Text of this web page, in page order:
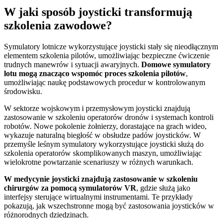
W jaki sposób joysticki transformują
szkolenia zawodowe?
Symulatory lotnicze wykorzystujące joysticki stały się nieodłącznym
elementem szkolenia pilotów, umożliwiając bezpieczne ćwiczenie
trudnych manewrów i sytuacji awaryjnych. Domowe symulatory
lotu mogą znacząco wspomóc proces szkolenia pilotów,
umożliwiając naukę podstawowych procedur w kontrolowanym
środowisku.
W sektorze wojskowym i przemysłowym joysticki znajdują
zastosowanie w szkoleniu operatorów dronów i systemach kontroli
robotów. Nowe pokolenie żołnierzy, dorastające na grach wideo,
wykazuje naturalną biegłość w obsłudze padów joysticków. W
przemyśle leśnym symulatory wykorzystujące joysticki służą do
szkolenia operatorów skomplikowanych maszyn, umożliwiając
wielokrotne powtarzanie scenariuszy w różnych warunkach.
W medycynie joysticki znajdują zastosowanie w szkoleniu
chirurgów za pomocą symulatorów VR, gdzie służą jako
interfejsy sterujące wirtualnymi instrumentami. Te przykłady
pokazują, jak wszechstronne mogą być zastosowania joysticków w
różnorodnych dziedzinach.